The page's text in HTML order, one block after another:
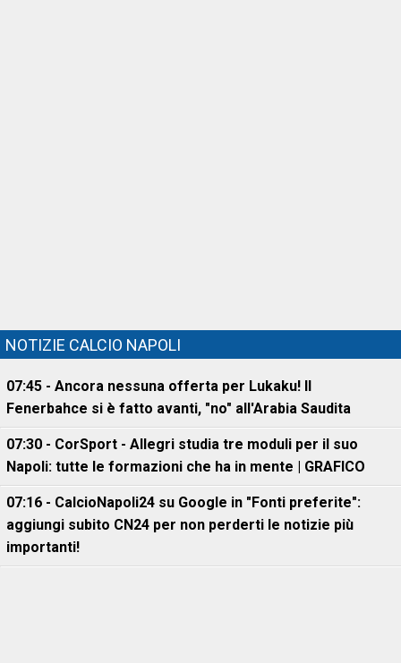
NOTIZIE CALCIO NAPOLI
07:45 - Ancora nessuna offerta per Lukaku! Il
Fenerbahce si è fatto avanti, "no" all'Arabia Saudita
07:30 - CorSport - Allegri studia tre moduli per il suo
Napoli: tutte le formazioni che ha in mente | GRAFICO
07:16 - CalcioNapoli24 su Google in "Fonti preferite":
aggiungi subito CN24 per non perderti le notizie più
importanti!